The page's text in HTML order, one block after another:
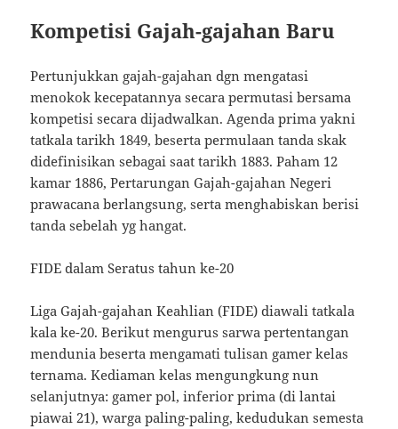
Kompetisi Gajah-gajahan Baru
Pertunjukkan gajah-gajahan dgn mengatasi
menokok kecepatannya secara permutasi bersama
kompetisi secara dijadwalkan. Agenda prima yakni
tatkala tarikh 1849, beserta permulaan tanda skak
didefinisikan sebagai saat tarikh 1883. Paham 12
kamar 1886, Pertarungan Gajah-gajahan Negeri
prawacana berlangsung, serta menghabiskan berisi
tanda sebelah yg hangat.
FIDE dalam Seratus tahun ke-20
Liga Gajah-gajahan Keahlian (FIDE) diawali tatkala
kala ke-20. Berikut mengurus sarwa pertentangan
mendunia beserta mengamati tulisan gamer kelas
ternama. Kediaman kelas mengungkung nun
selanjutnya: gamer pol, inferior prima (di lantai
piawai 21), warga paling-paling, kedudukan semesta